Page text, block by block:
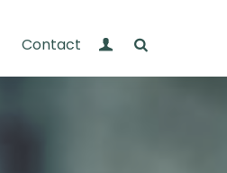
Contact Mijn Wandelnet